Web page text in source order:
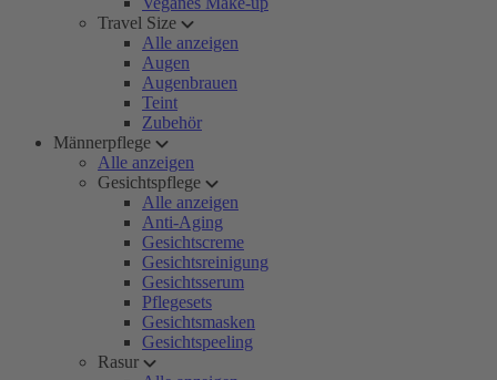
Travel Size
Alle anzeigen
Augen
Augenbrauen
Teint
Zubehör
Männerpflege
Alle anzeigen
Gesichtspflege
Alle anzeigen
Anti-Aging
Gesichtscreme
Gesichtsreinigung
Gesichtsserum
Pflegesets
Gesichtsmasken
Gesichtspeeling
Rasur